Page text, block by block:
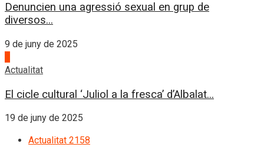
Denuncien una agressió sexual en grup de
diversos...
9 de juny de 2025
Actualitat
El cicle cultural ‘Juliol a la fresca’ d’Albalat...
19 de juny de 2025
Actualitat 2158